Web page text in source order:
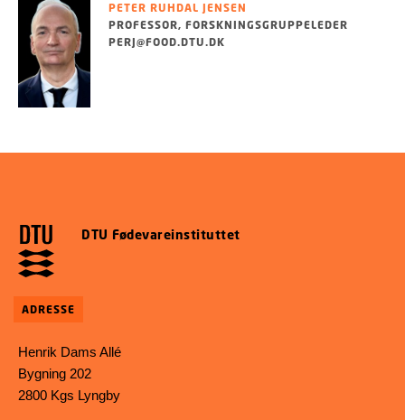
PETER RUHDAL JENSEN
PROFESSOR, FORSKNINGSGRUPPELEDER
PERJ@FOOD.DTU.DK
DTU Fødevareinstituttet
ADRESSE
Henrik Dams Allé
Bygning 202
2800 Kgs Lyngby